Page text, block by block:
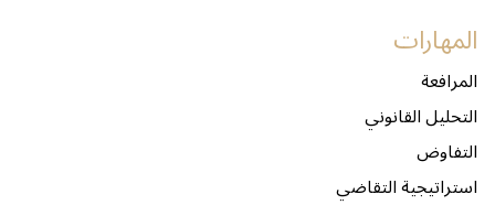
المهارات
المرافعة
التحليل القانوني
التفاوض
استراتيجية التقاضي